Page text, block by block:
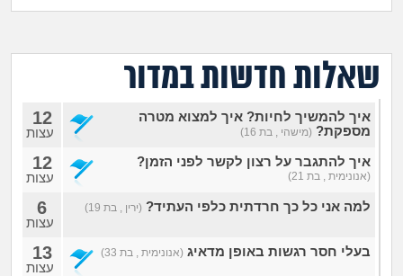
מה שעובר עליי
שומרים על הגוףשאלות חדשות במדור
איך להמשיך לחיות? איך למצוא מטרה
מספקת? (מישהי , בת 16)
12
עצות
איך להתגבר על רצון לקשר לפני הזמן?
(אנונימית , בת 21)
12
עצות
למה אני כל כך חרדתית כלפי העתיד? (ירין , בת 19) 6
עצות
בעלי חסר רגשות באופן מדאיג (אנונימית , בת 33) 13
עצות